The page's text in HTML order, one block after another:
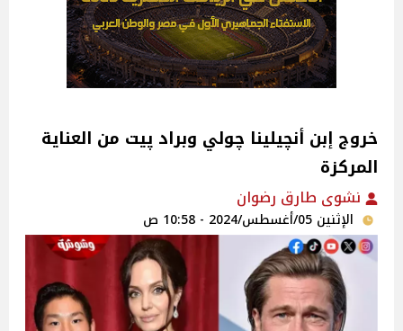
خروج إبن أنچيلينا چولي وبراد پيت من العناية
المركزة
نشوى طارق رضوان
الإثنين 05/أغسطس/2024 - 10:58 ص